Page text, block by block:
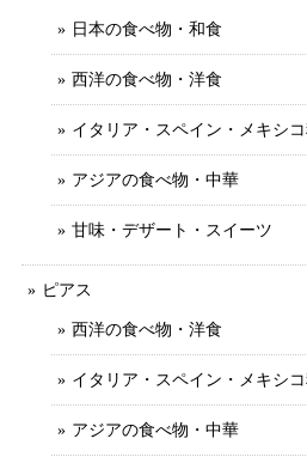
日本の食べ物・和食
西洋の食べ物・洋食
イタリア・スペイン・メキシ
アジアの食べ物・中華
甘味・デザート・スイーツ
ピアス
西洋の食べ物・洋食
イタリア・スペイン・メキシ
アジアの食べ物・中華